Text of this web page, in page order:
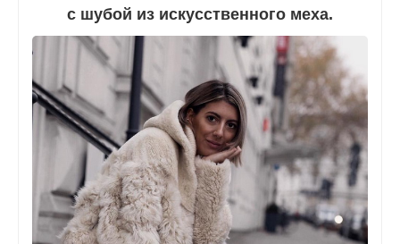
с шубой из искусственного меха.